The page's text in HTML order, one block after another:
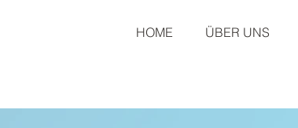
HOME ÜBER UNS